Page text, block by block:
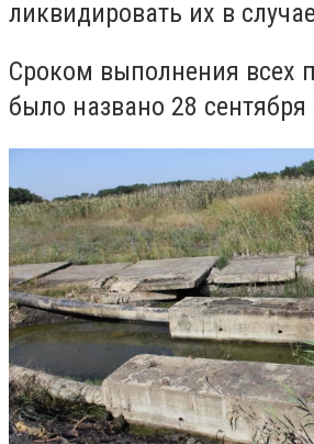
ликвидировать их в
Сроком выполнения всех
было названо 28 сентября